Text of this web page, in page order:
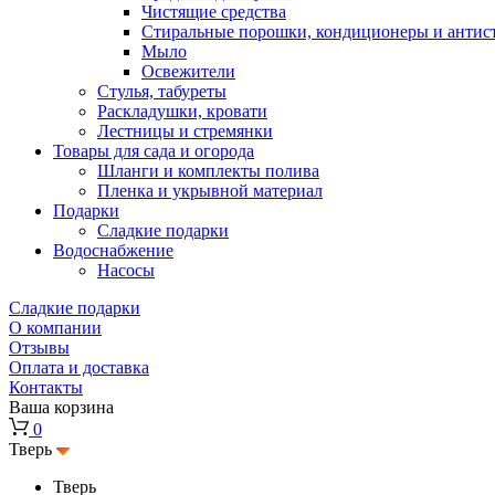
Чистящие средства
Стиральные порошки, кондиционеры и
Мыло
Освежители
Стулья, табуреты
Раскладушки, кровати
Лестницы и стремянки
Товары для сада и огорода
Шланги и комплекты полива
Пленка и укрывной материал
Подарки
Cладкие подарки
Водоснабжение
Насосы
Сладкие подарки
О компании
Отзывы
Оплата и доставка
Контакты
Ваша корзина
0
Тверь
Тверь